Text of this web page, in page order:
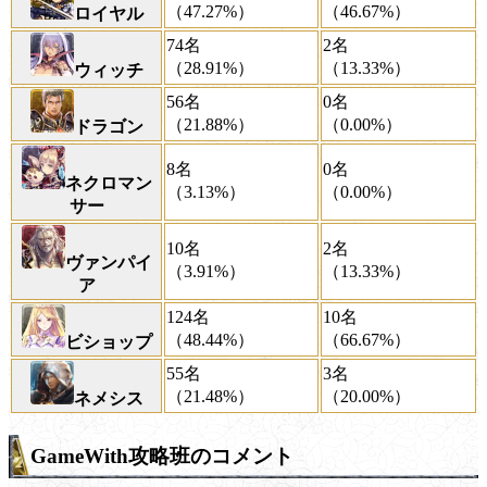
ロイヤル
（47.27%）
（46.67%）
ウィッチ
74名
（28.91%）
2名
（13.33%）
ドラゴン
56名
（21.88%）
0名
（0.00%）
ネクロマン
サー
8名
（3.13%）
0名
（0.00%）
ヴァンパイ
ア
10名
（3.91%）
2名
（13.33%）
ビショップ
124名
（48.44%）
10名
（66.67%）
ネメシス
55名
（21.48%）
3名
（20.00%）
GameWith攻略班のコメント